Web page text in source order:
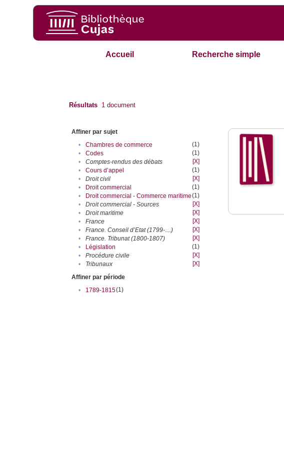
Accueil Recherche simple
Résultats 1 document
Affiner par sujet
•
Chambres de commerce
(1)
•
Codes
(1)
•
Comptes-rendus des débats
[X]
•
Cours d’appel
(1)
•
Droit civil
[X]
•
Droit commercial
(1)
•
Droit commercial - Commerce maritime(1)
•
Droit commercial - Sources
[X]
•
Droit maritime
[X]
•
France
[X]
•
France. Conseil d’Etat (1799-....)
[X]
•
France. Tribunat (1800-1807)
[X]
•
Législation
(1)
•
Procédure civile
[X]
•
Tribunaux
[X]
Affiner par période
•
1789-1815(1)